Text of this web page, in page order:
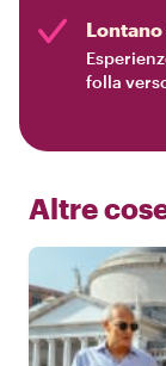
folla
Altre